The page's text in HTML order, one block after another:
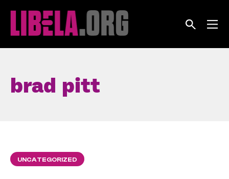
brad pitt
UNCATEGORIZED